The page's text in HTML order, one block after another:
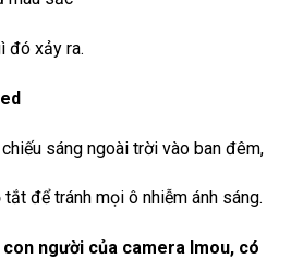
đó xảy ra.
sáng ngoài trời vào ban đêm,
để tránh mọi ô nhiễm ánh sáng.
người của camera Imou, có